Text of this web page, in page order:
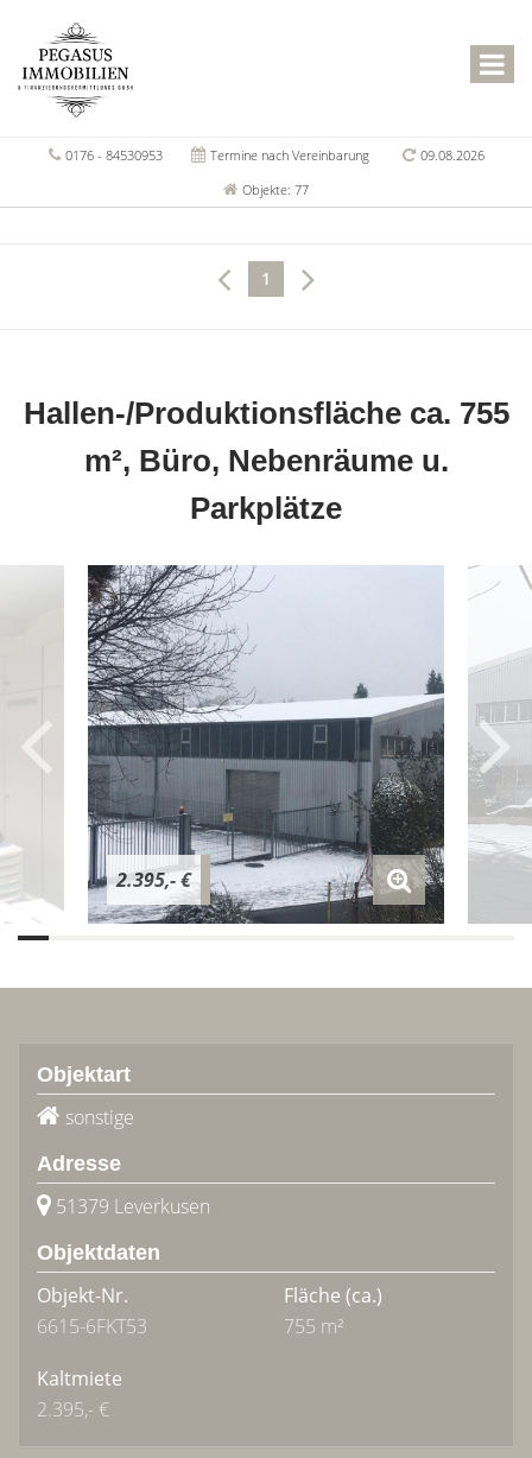
0176 - 84530953 Termine nach Vereinbarung
09.08.2026
Objekte: 77
1
Hallen-/Produktionsfläche ca. 755
m², Büro, Nebenräume u.
Parkplätze
2.395,- €
Objektart
sonstige
Adresse
51379 Leverkusen
Objektdaten
Objekt-Nr.
6615-6FKT53
Fläche (ca.)
755 m²
Kaltmiete
2.395,- €